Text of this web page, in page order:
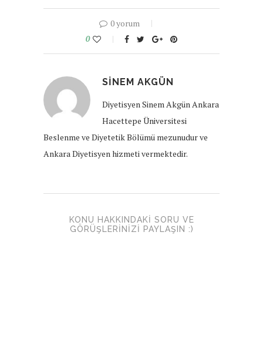
0 yorum
0
SINEM AKGÜN
Diyetisyen Sinem Akgün Ankara
Hacettepe Üniversitesi
Beslenme ve Diyetetik Bölümü mezunudur ve
Ankara Diyetisyen hizmeti vermektedir.
KONU HAKKINDAKI SORU VE
GÖRÜŞLERINIZI PAYLAŞIN :)